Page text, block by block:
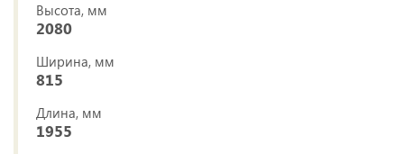
Высота, мм
2080
Ширина, мм
815
Длина, мм
1955